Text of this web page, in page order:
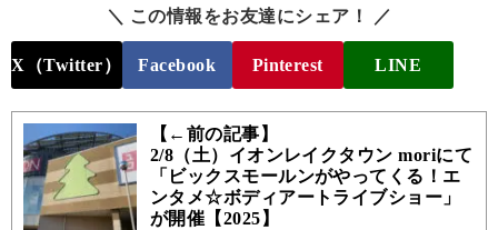
＼ この情報をお友達にシェア！ ／
X（Twitter） Facebook Pinterest LINE
【←前の記事】
2/8（土）イオンレイクタウン moriにて
「ビックスモールンがやってくる！エ
ンタメ☆ボディアートライブショー」
が開催【2025】